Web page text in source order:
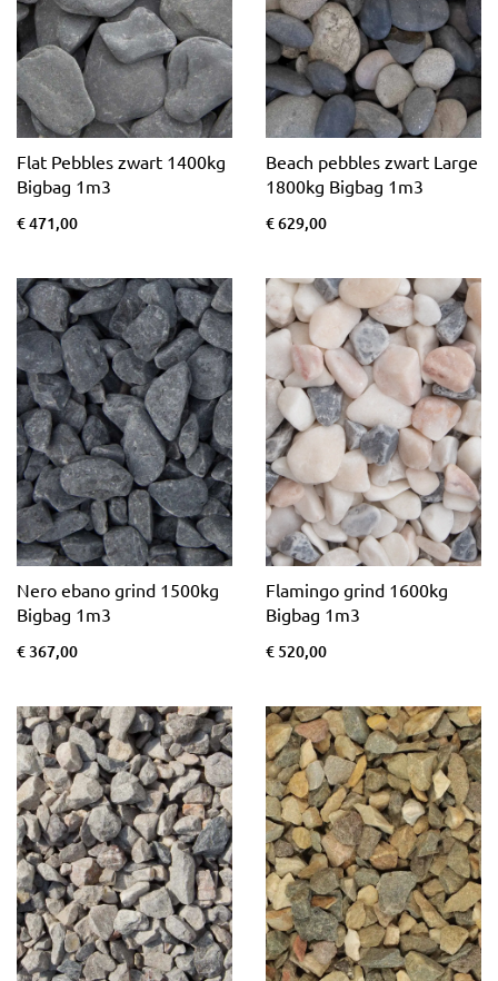
Flat Pebbles zwart 1400kg
Bigbag 1m3
€ 471,00
Beach pebbles zwart Large
1800kg Bigbag 1m3
€ 629,00
Nero ebano grind 1500kg
Bigbag 1m3
€ 367,00
Flamingo grind 1600kg
Bigbag 1m3
€ 520,00